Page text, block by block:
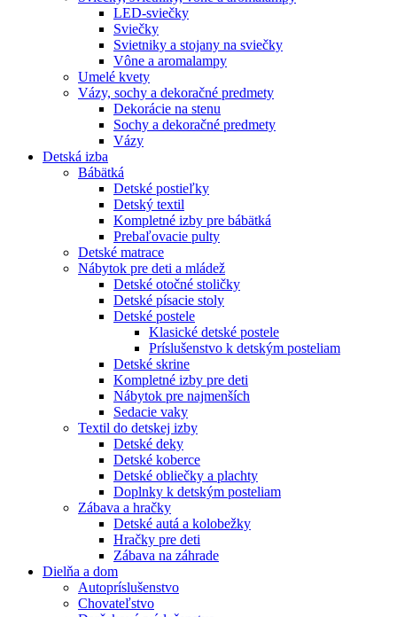
LED-sviečky
Sviečky
Svietniky a stojany na sviečky
Vône a aromalampy
Umelé kvety
Vázy, sochy a dekoračné predmety
Dekorácie na stenu
Sochy a dekoračné predmety
Vázy
Detská izba
Bábätká
Detské postieľky
Detský textil
Kompletné izby pre bábätká
Prebaľovacie pulty
Detské matrace
Nábytok pre deti a mládež
Detské otočné stoličky
Detské písacie stoly
Detské postele
Klasické detské postele
Príslušenstvo k detským posteliam
Detské skrine
Kompletné izby pre deti
Nábytok pre najmenších
Sedacie vaky
Textil do detskej izby
Detské deky
Detské koberce
Detské obliečky a plachty
Doplnky k detským posteliam
Zábava a hračky
Detské autá a kolobežky
Hračky pre deti
Zábava na záhrade
Dielňa a dom
Autopríslušenstvo
Chovateľstvo